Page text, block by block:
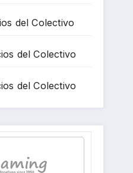
del Colectivo
del Colectivo
del Colectivo